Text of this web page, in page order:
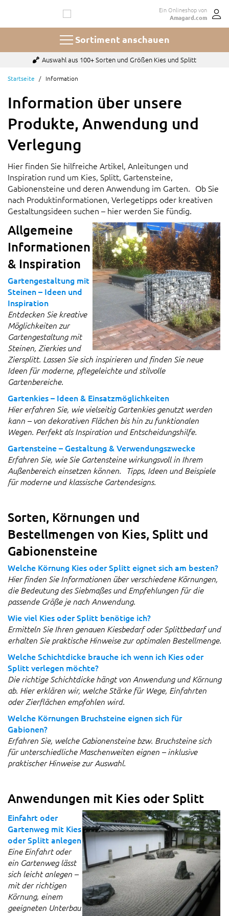
springen
Ein Onlineshop von
Amagard.com
Sortiment anschauen
Auswahl aus 100+ Sorten und Größen Kies und Splitt
Startseite Information
Information über unsere
Produkte, Anwendung und
Verlegung
Hier finden Sie hilfreiche Artikel, Anleitungen und
Inspiration rund um Kies, Splitt, Gartensteine,
Gabionensteine und deren Anwendung im Garten. Ob Sie
nach Produktinformationen, Verlegetipps oder kreativen
Gestaltungsideen suchen – hier werden Sie fündig.
Allgemeine
Informationen
& Inspiration
Gartengestaltung mit
Steinen – Ideen und
Inspiration
Entdecken Sie kreative
Möglichkeiten zur
Gartengestaltung mit
Steinen, Zierkies und
Ziersplitt. Lassen Sie sich inspirieren und finden Sie neue
Ideen für moderne, pflegeleichte und stilvolle
Gartenbereiche.
Gartenkies – Ideen & Einsatzmöglichkeiten
Hier erfahren Sie, wie vielseitig Gartenkies genutzt werden
kann – von dekorativen Flächen bis hin zu funktionalen
Wegen. Perfekt als Inspiration und Entscheidungshilfe.
Gartensteine – Gestaltung & Verwendungszwecke
Erfahren Sie, wie Sie Gartensteine wirkungsvoll in Ihrem
Außenbereich einsetzen können. Tipps, Ideen und Beispiele
für moderne und klassische Gartendesigns.
Sorten, Körnungen und
Bestellmengen von Kies, Splitt und
Gabionensteine
Welche Körnung Kies oder Splitt eignet sich am besten?
Hier finden Sie Informationen über verschiedene Körnungen,
die Bedeutung des Siebmaßes und Empfehlungen für die
passende Größe je nach Anwendung.
Wie viel Kies oder Splitt benötige ich?
Ermitteln Sie Ihren genauen Kiesbedarf oder Splittbedarf und
erhalten Sie praktische Hinweise zur optimalen Bestellmenge.
Welche Schichtdicke brauche ich wenn ich Kies oder
Splitt verlegen möchte?
Die richtige Schichtdicke hängt von Anwendung und Körnung
ab. Hier erklären wir, welche Stärke für Wege, Einfahrten
oder Zierflächen empfohlen wird.
Welche Körnungen Bruchsteine eignen sich für
Gabionen?
Erfahren Sie, welche Gabionensteine bzw. Bruchsteine sich
für unterschiedliche Maschenweiten eignen – inklusive
praktischer Hinweise zur Auswahl.
Anwendungen mit Kies oder Splitt
Einfahrt oder
Gartenweg mit Kies
oder Splitt anlegen
Eine Einfahrt oder
ein Gartenweg lässt
sich leicht anlegen –
mit der richtigen
Körnung, einem
geeigneten Unterbau